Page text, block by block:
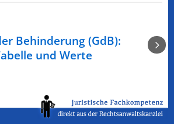
Behinderung (GdB):
und Werte